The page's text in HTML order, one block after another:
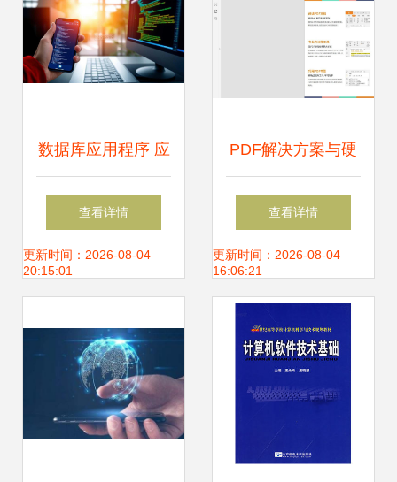
数据库应用程序 应
用软件与计算机软
硬件的协同协奏
查看详情
更新时间：2026-08-04
20:15:01
PDF解决方案与硬
件研发指南
查看详情
更新时间：2026-08-04
16:06:21